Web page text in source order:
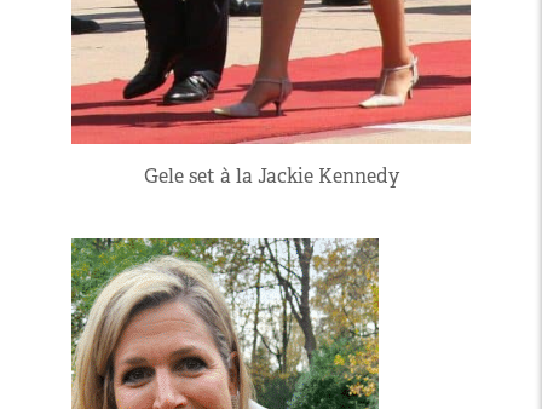
Gele set à la Jackie Kennedy